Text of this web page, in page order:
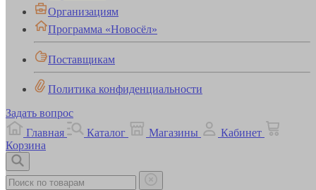
Организациям
Программа «Новосёл»
Поставщикам
Политика конфиденциальности
Задать вопрос
Главная
Каталог Магазины
Кабинет
Корзина